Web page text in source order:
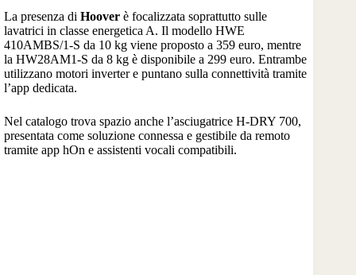
La presenza di Hoover è focalizzata soprattutto sulle
lavatrici in classe energetica A. Il modello HWE
410AMBS/1-S da 10 kg viene proposto a 359 euro, mentre
la HW28AM1-S da 8 kg è disponibile a 299 euro. Entrambe
utilizzano motori inverter e puntano sulla connettività tramite
l’app dedicata.
Nel catalogo trova spazio anche l’asciugatrice H-DRY 700,
presentata come soluzione connessa e gestibile da remoto
tramite app hOn e assistenti vocali compatibili.